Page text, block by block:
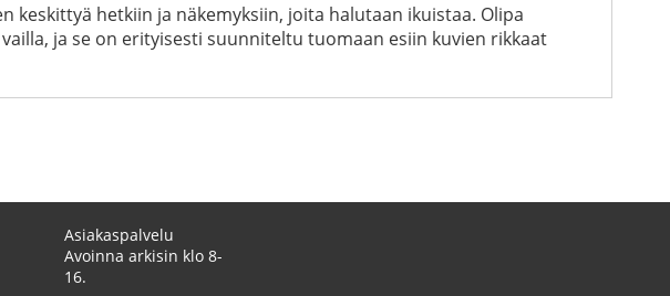
keskittyä hetkiin ja näkemyksiin, joita halutaan ikuistaa. Olipa
ja se on erityisesti suunniteltu tuomaan esiin kuvien rikkaat
Asiakaspalvelu
Avoinna arkisin klo 8-
16.